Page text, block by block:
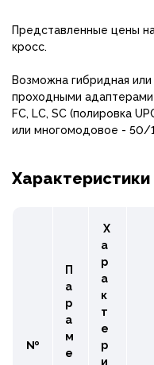
Представленные цены
кросс.
Возможна гибридная
проходными адаптерами
FC, LC, SC (полировка
или многомодовое - 50/
Характеристики
№
П
а
р
а
м
е
Х
а
р
а
к
т
е
р
и